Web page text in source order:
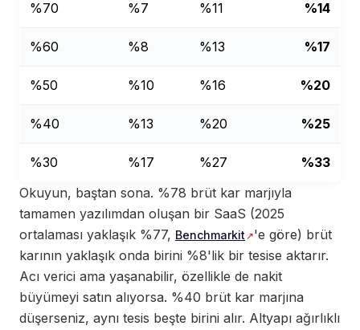
%70 %7 %11 %14
%60 %8 %13 %17
%50 %10 %16 %20
%40 %13 %20 %25
%30 %17 %27
%33
Okuyun, baştan sona. %78 brüt kar marjıyla
tamamen yazılımdan oluşan bir SaaS (2025
ortalaması yaklaşık %77, Benchmarkit
'e göre) brüt
karının yaklaşık onda birini %8'lik bir tesise aktarır.
Acı verici ama yaşanabilir, özellikle de nakit
büyümeyi satın alıyorsa. %40 brüt kar marjına
düşerseniz, aynı tesis beşte birini alır. Altyapı ağırlıklı